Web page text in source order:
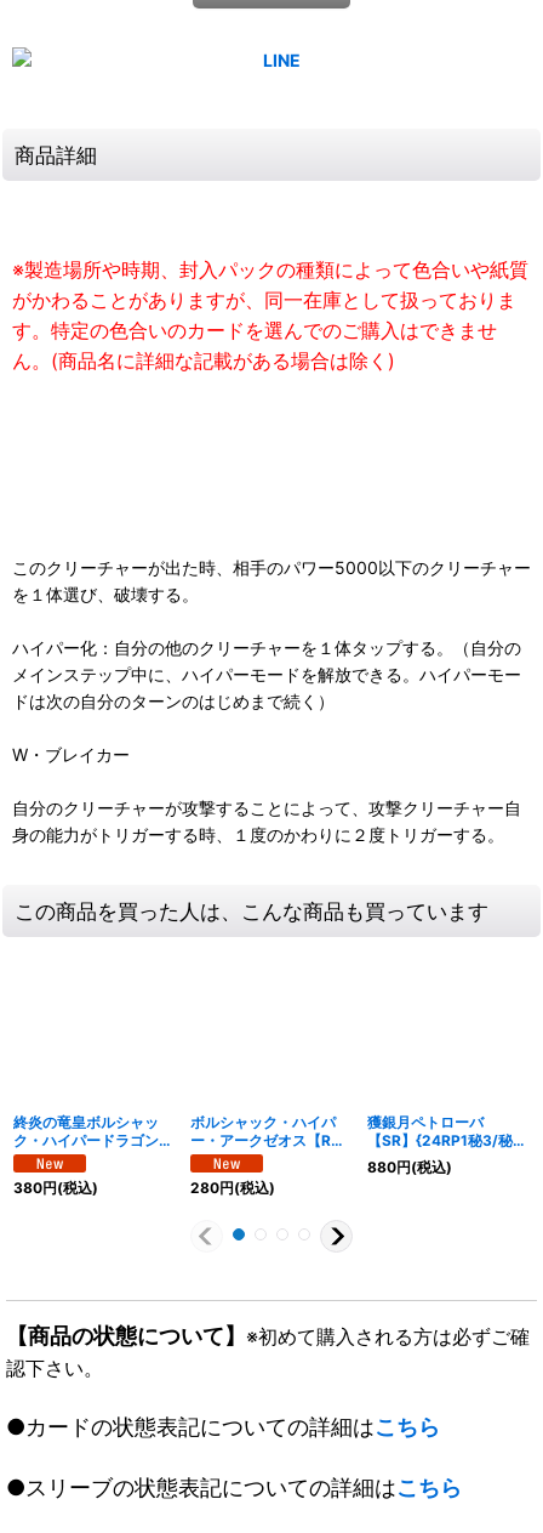
商品詳細
※製造場所や時期、封入パックの種類によって色合いや紙質
がかわることがありますが、同一在庫として扱っておりま
す。特定の色合いのカードを選んでのご購入はできませ
ん。(商品名に詳細な記載がある場合は除く)
このクリーチャーが出た時、相手のパワー5000以下のクリーチャー
を１体選び、破壊する。
ハイパー化：自分の他のクリーチャーを１体タップする。（自分の
メインステップ中に、ハイパーモードを解放できる。ハイパーモー
ドは次の自分のターンのはじめまで続く）
W・ブレイカー
自分のクリーチャーが攻撃することによって、攻撃クリーチャー自
身の能力がトリガーする時、１度のかわりに２度トリガーする。
この商品を買った人は、こんな商品も買っています
終炎の竜皇ボルシャッ
ク・ハイパードラゴン
【OR】{24RP2秘1/秘
21}《火》
380円(税込)
ボルシャック・ハイパ
ー・アークゼオス【R】
{24RP2秘15/秘21}
《火》
280円(税込)
獲銀月ペトローバ
【SR】{24RP1秘3/秘
22}《光》
880円(税込)
【商品の状態について】 ※初めて購入される方は必ずご確
認下さい。
●カードの状態表記についての詳細はこちら
●スリーブの状態表記についての詳細はこちら